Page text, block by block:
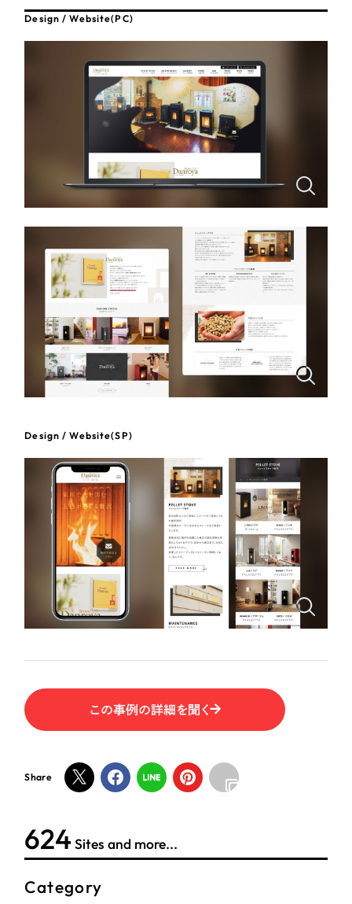
Pace ／ クラウド型工数管理ツール
日報ツールで案件ごとの営業利益をリアルタイムに可視化
全国1,400社以上の支援実績の中から
一部をご紹介します
ブックマークしたサイト
ブランドサイト・サービスサイト （85件）
求人・採用サイト （61件）
ECサイト（オンラインショップ） （43件）
ポータルサイト・メディアサイト （39件）
LP（ランディングページ） （28件）
キャンペーン・プロモーションサイト （12件）
ブランディング（ロゴ・印刷物） （90件）
お客様インタビュー
人材紹介・派遣
自治体・官公庁
IT・インターネット
インフラ関連
広告・メディア・放送
不動産
その他サービス業
物流・運送
NPO・一般社団法人
人材サービス
色
ホワイト・白色
ベージュ・茶色
レッド・赤色
624 Sites and more...
Category
Design / Website(PC)
Design / Website(SP)
この事例の詳細を聞く
Share